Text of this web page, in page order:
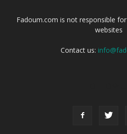
Fadoum.com is not responsible
websites
Contact us: